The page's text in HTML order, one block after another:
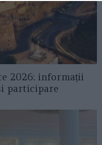
2026: informații
participare